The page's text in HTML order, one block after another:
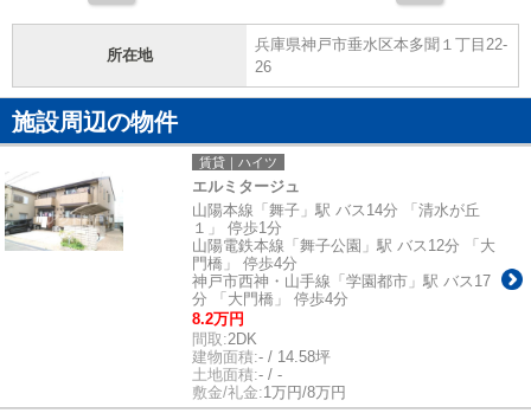
所在地
兵庫県神戸市垂水区本多聞１丁目22-
26
施設周辺の物件
賃貸｜ハイツ
エルミタージュ
山陽本線「舞子」駅 バス14分 「清水が丘
１」 停歩1分
山陽電鉄本線「舞子公園」駅 バス12分 「大
門橋」 停歩4分
神戸市西神・山手線「学園都市」駅 バス17
分 「大門橋」 停歩4分
8.2万円
間取:2DK
建物面積:- / 14.58坪
土地面積:- / -
敷金/礼金:1万円/8万円